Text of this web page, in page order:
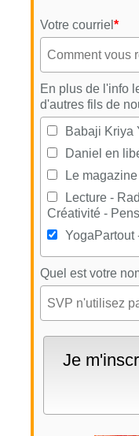
Votre courriel *
En plus de l'info
d'autres fils de
Babaji Kriya
Daniel en
Le
Lecture -
Créativité -
YogaPartout
Quel est votre